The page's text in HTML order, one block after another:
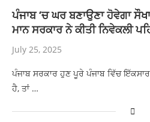
ਪੰਜਾਬ ‘ਚ ਘਰ ਬਣਾਉਣਾ ਹੋਵੇਗਾ
ਮਾਨ ਸਰਕਾਰ ਨੇ ਕੀਤੀ ਨਿਵੇਕਲੀ
July 25, 2025
ਪੰਜਾਬ ਸਰਕਾਰ ਹੁਣ ਪੂਰੇ ਪੰਜਾਬ ਵਿੱਚ
ਹੈ, ਤਾਂ …